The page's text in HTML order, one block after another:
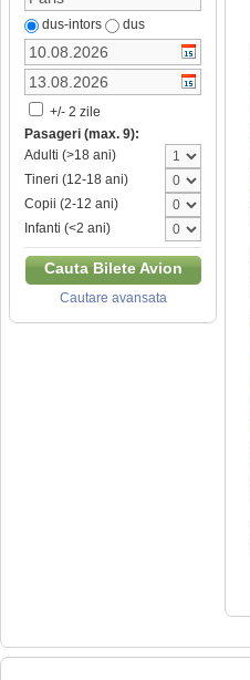
dus-intors dus
+/- 2 zile
Pasageri (max. 9):
Adulti (>18 ani)
Tineri (12-18 ani)
Copii (2-12 ani)
Infanti (<2 ani)
Cauta Bilete Avion
Cautare avansata